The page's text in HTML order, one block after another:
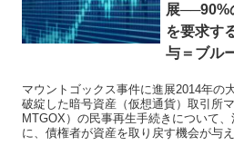
展──90%
を要求す
与＝ブル
マウントゴックス事件に進展2014年の
破綻した暗号資産（仮想通貨）取引所
MTGOX）の民事再生手続きについて
に、債権者が資産を取り戻す機会が与